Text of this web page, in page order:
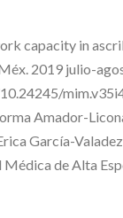
capacity in
2019 julio-
Amador-
García-
de Alta